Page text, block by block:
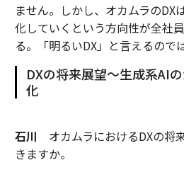
ません。しかし、オカムラのDX
化していくという方向性が全社
る。「明るいDX」と言えるので
DXの将来展望～生成系AI
化
石川 オカムラにおけるDXの将
きますか。